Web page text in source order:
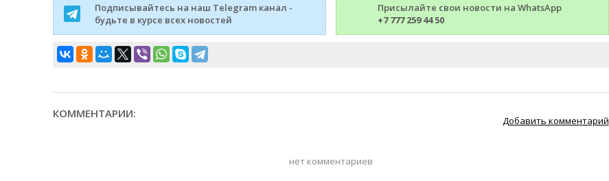
Подписывайтесь на наш Telegram канал -
будьте в курсе всех новостей
Присылайте свои новости на WhatsApp
+7 777 259 44 50
КОММЕНТАРИИ:
Добавить комментарий
нет комментариев